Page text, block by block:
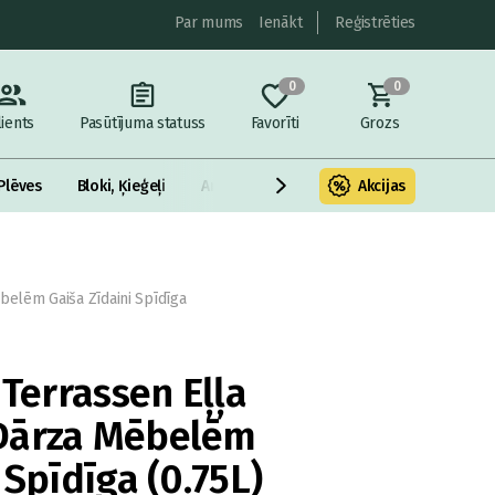
Par mums Ienākt Reģistrēties
Pasūtījuma statuss
0
Favorīti
0
Grozs
Bloki, Ķieģeļi Armatūra un metāls Fasādes
Akcijas
Gaiša Zīdaini Spīdīga
Eļļa
Mēbelēm
(0.75L)